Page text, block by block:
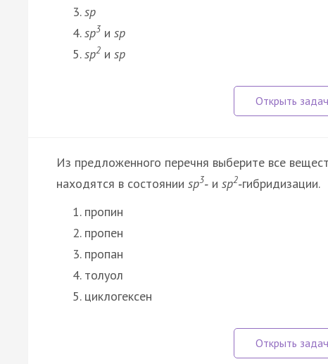
sp
sp3 и sp
sp2 и sp
Из предложенного перечня выберите все
находятся в состоянии sp3‑ и sp2‑гибридизации.
пропин
пропен
пропан
толуол
циклогексен